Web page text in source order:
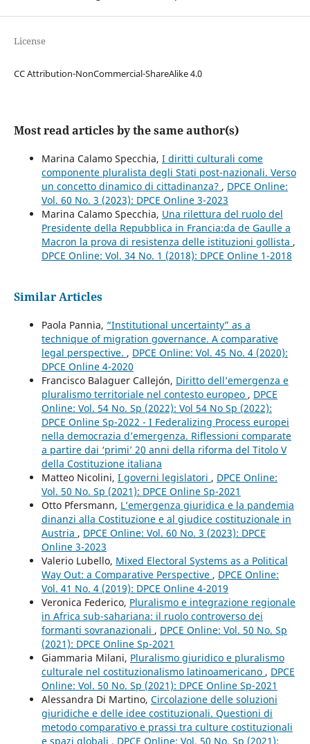
License
CC Attribution-NonCommercial-ShareAlike 4.0
Most read articles by the same author(s)
Marina Calamo Specchia, I diritti culturali come
componente pluralista degli Stati post-nazionali. Verso
un concetto dinamico di cittadinanza? , DPCE Online:
Vol. 60 No. 3 (2023): DPCE Online 3-2023
Marina Calamo Specchia, Una rilettura del ruolo del
Presidente della Repubblica in Francia:da de Gaulle a
Macron la prova di resistenza delle istituzioni gollista ,
DPCE Online: Vol. 34 No. 1 (2018): DPCE Online 1-2018
Similar Articles
Paola Pannia, “Institutional uncertainty” as a
technique of migration governance. A comparative
legal perspective. , DPCE Online: Vol. 45 No. 4 (2020):
DPCE Online 4-2020
Francisco Balaguer Callejón, Diritto dell’emergenza e
pluralismo territoriale nel contesto europeo , DPCE
Online: Vol. 54 No. Sp (2022): Vol 54 No Sp (2022):
DPCE Online Sp-2022 - I Federalizing Process europei
nella democrazia d’emergenza. Riflessioni comparate
a partire dai ‘primi’ 20 anni della riforma del Titolo V
della Costituzione italiana
Matteo Nicolini, I governi legislatori , DPCE Online:
Vol. 50 No. Sp (2021): DPCE Online Sp-2021
Otto Pfersmann, L’emergenza giuridica e la pandemia
dinanzi alla Costituzione e al giudice costituzionale in
Austria , DPCE Online: Vol. 60 No. 3 (2023): DPCE
Online 3-2023
Valerio Lubello, Mixed Electoral Systems as a Political
Way Out: a Comparative Perspective , DPCE Online:
Vol. 41 No. 4 (2019): DPCE Online 4-2019
Veronica Federico, Pluralismo e integrazione regionale
in Africa sub-sahariana: il ruolo controverso dei
formanti sovranazionali , DPCE Online: Vol. 50 No. Sp
(2021): DPCE Online Sp-2021
Giammaria Milani, Pluralismo giuridico e pluralismo
culturale nel costituzionalismo latinoamericano , DPCE
Online: Vol. 50 No. Sp (2021): DPCE Online Sp-2021
Alessandra Di Martino, Circolazione delle soluzioni
giuridiche e delle idee costituzionali. Questioni di
metodo comparativo e prassi tra culture costituzionali
e spazi globali , DPCE Online: Vol. 50 No. Sp (2021):